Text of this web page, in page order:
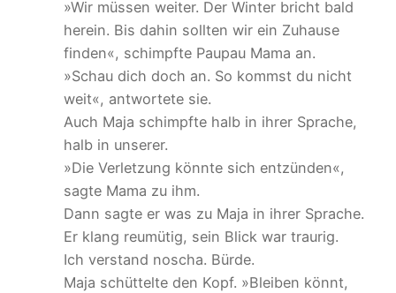
»Wir müssen weiter. Der Winter bricht bald
herein. Bis dahin sollten wir ein Zuhause
finden«, schimpfte Paupau Mama an.
»Schau dich doch an. So kommst du nicht
weit«, antwortete sie.
Auch Maja schimpfte halb in ihrer Sprache,
halb in unserer.
»Die Verletzung könnte sich entzünden«,
sagte Mama zu ihm.
Dann sagte er was zu Maja in ihrer Sprache.
Er klang reumütig, sein Blick war traurig.
Ich verstand noscha. Bürde.
Maja schüttelte den Kopf. »Bleiben könnt,